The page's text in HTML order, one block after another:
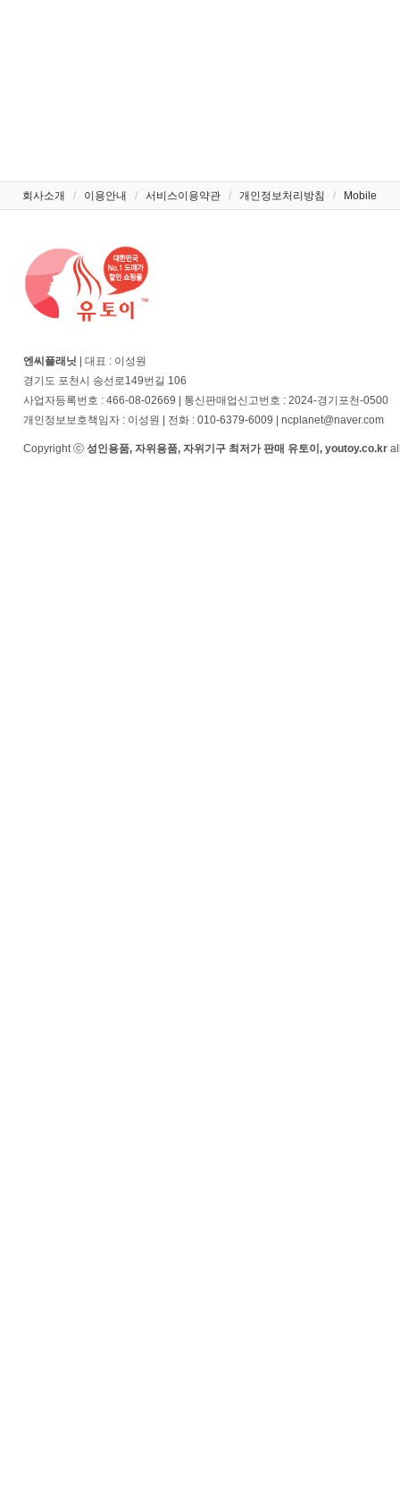
회사소개 / 이용안내 / 서비스이용약관 / 개인정보처리방침 / Mobile
엔씨플래닛 | 대표 : 이성원
경기도 포천시 송선로149번길 106
사업자등록번호 : 466-08-02669 | 통신판매업신고번호 : 2024-경기포천-0500
개인정보보호책임자 : 이성원 | 전화 : 010-6379-6009 | ncplanet@naver.com
Copyright ⓒ 성인용품, 자위용품, 자위기구 최저가 판매 유토이, youtoy.co.kr